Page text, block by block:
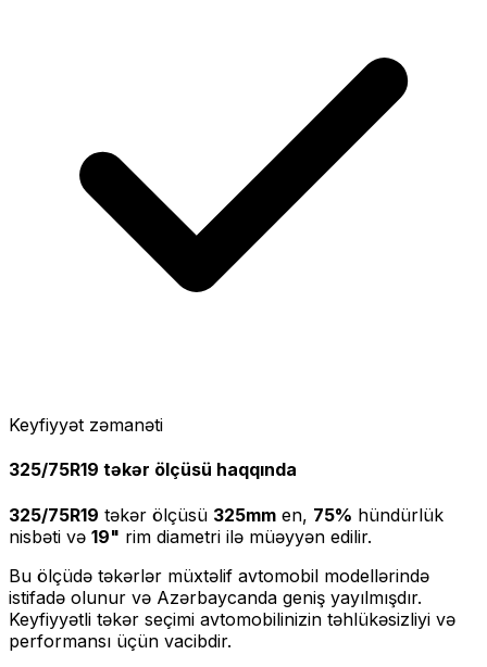
Keyfiyyət zəmanəti
325/75R19 təkər ölçüsü haqqında
325/75R19 təkər ölçüsü 325mm en, 75% hündürlük
nisbəti və 19" rim diametri ilə müəyyən edilir.
Bu ölçüdə təkərlər müxtəlif avtomobil modellərində
istifadə olunur və Azərbaycanda geniş yayılmışdır.
Keyfiyyətli təkər seçimi avtomobilinizin təhlükəsizliyi və
performansı üçün vacibdir.